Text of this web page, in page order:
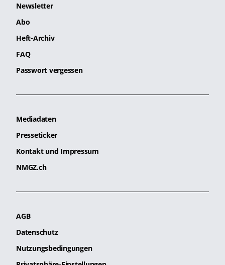
Newsletter
Abo
Heft-Archiv
FAQ
Passwort vergessen
Mediadaten
Presseticker
Kontakt und Impressum
NMGZ.ch
AGB
Datenschutz
Nutzungsbedingungen